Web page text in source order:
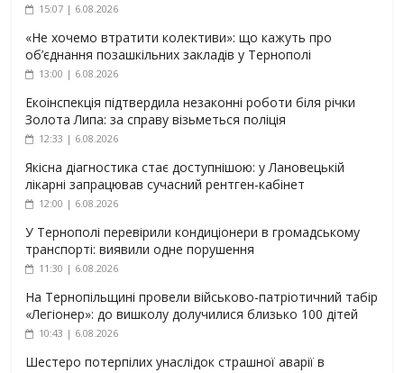
15:07 | 6.08.2026
«Не хочемо втратити колективи»: що кажуть про
об’єднання позашкільних закладів у Тернополі
13:00 | 6.08.2026
Екоінспекція підтвердила незаконні роботи біля річки
Золота Липа: за справу візьметься поліція
12:33 | 6.08.2026
Якісна діагностика стає доступнішою: у Лановецькій
лікарні запрацював сучасний рентген-кабінет
12:00 | 6.08.2026
У Тернополі перевірили кондиціонери в громадському
транспорті: виявили одне порушення
11:30 | 6.08.2026
На Тернопільщині провели військово-патріотичний табір
«Легіонер»: до вишколу долучилися близько 100 дітей
10:43 | 6.08.2026
Шестеро потерпілих унаслідок страшної аварії в